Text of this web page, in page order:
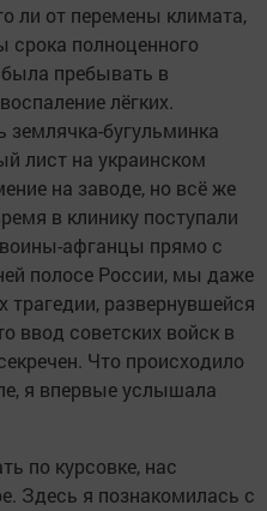
ли от перемены климата,
срока полноценного
пребывать в
лёгких.
бугульминка
лист на украинском
на заводе, но всё же
в клинику поступали
афганцы прямо с
полосе России, мы даже
развернувшейся
ввод советских войск в
Что происходило
я впервые услышала
по курсовке, нас
Здесь я познакомилась с